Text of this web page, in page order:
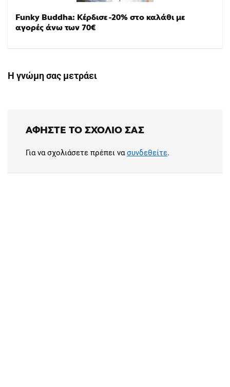
Funky Buddha: Κέρδισε -20% στο καλάθι με
αγορές άνω των 70€
Η γνώμη σας μετράει
ΑΦΉΣΤΕ ΤΟ ΣΧΌΛΙΟ ΣΑΣ
Για να σχολιάσετε πρέπει νασυνδεθείτε.